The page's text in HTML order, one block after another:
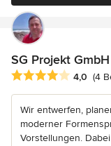
SG Projekt GmbH
Durchschnittliche
4,0 (4
Wir entwerfen,
moderner
Vorstellungen.